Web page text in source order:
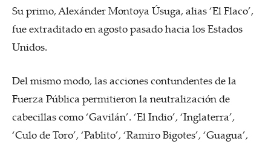
Su primo, Alexánder Montoya Úsuga, alias ‘El Flaco’,
fue extraditado en agosto pasado hacia los Estados
Unidos.
Del mismo modo, las acciones contundentes de la
Fuerza Pública permitieron la neutralización de
cabecillas como ‘Gavilán’. ‘El Indio’, ‘Inglaterra’,
‘Culo de Toro’, ‘Pablito’, ‘Ramiro Bigotes’, ‘Guagua’,